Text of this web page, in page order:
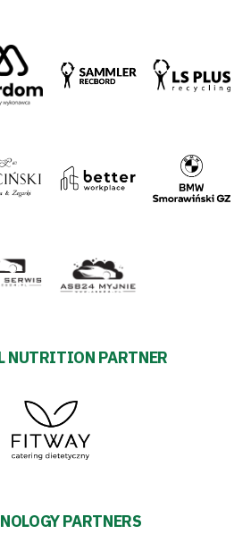
NUTRITION PARTNER
PARTNERS